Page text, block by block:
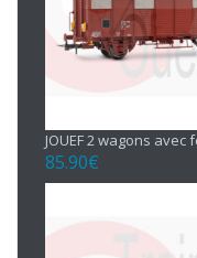
JOUEF 2 wagons
85.90€